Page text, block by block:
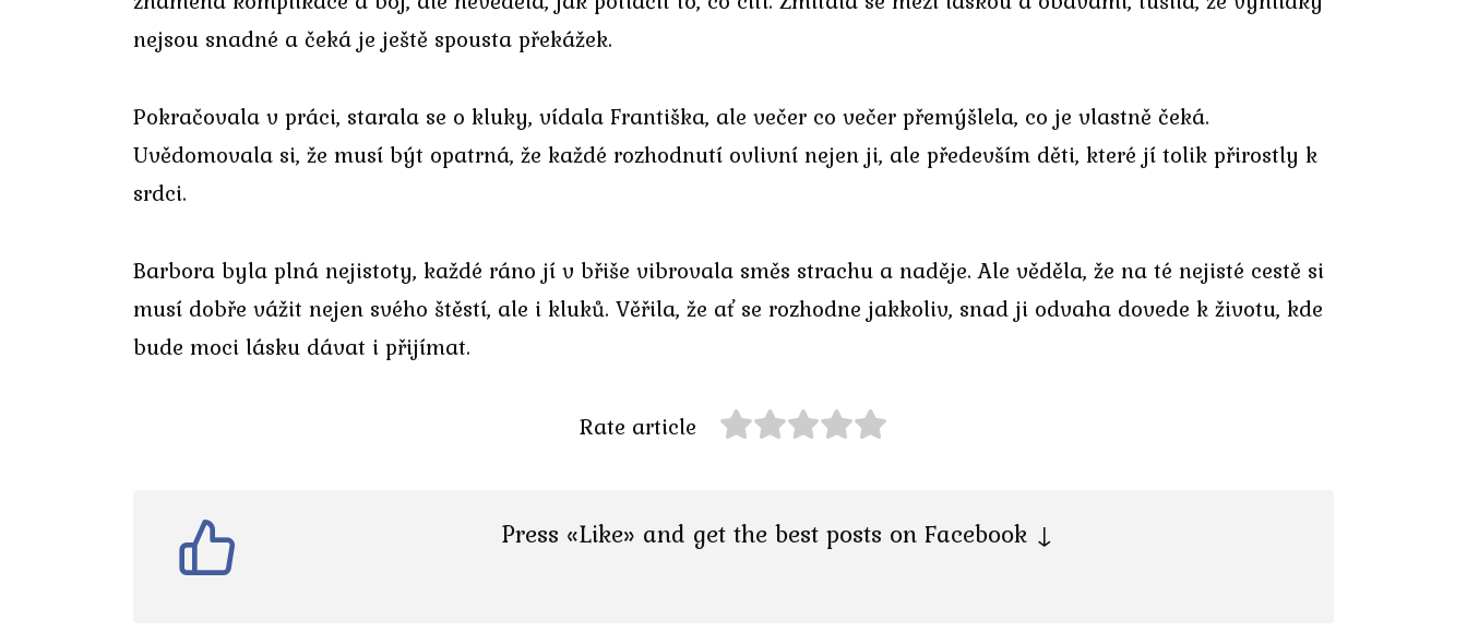
nejsou snadné a čeká je ještě spousta překážek.
Pokračovala v práci, starala se o kluky, vídala Františka, ale večer co večer přemýšlela, co je vlastně čeká.
Uvědomovala si, že musí být opatrná, že každé rozhodnutí ovlivní nejen ji, ale především děti, které jí tolik přirostly k
srdci.
Barbora byla plná nejistoty, každé ráno jí v břiše vibrovala směs strachu a naděje. Ale věděla, že na té nejisté cestě si
musí dobře vážit nejen svého štěstí, ale i kluků. Věřila, že ať se rozhodne jakkoliv, snad ji odvaha dovede k životu, kde
bude moci lásku dávat i přijímat.
Rate article
Press «Like» and get the best posts on Facebook ↓